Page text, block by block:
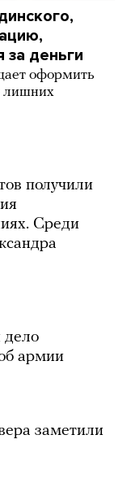
за деньги
оформить
лишних
получили
Среди
дело
армии
заметили